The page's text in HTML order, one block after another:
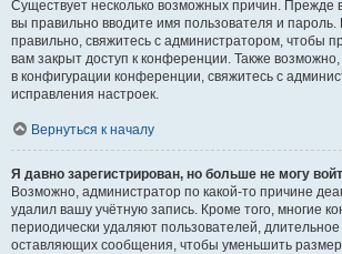
Существует несколько возможных причин. Прежде
вы правильно вводите имя пользователя и
правильно, свяжитесь с администратором, чтобы
вам закрыт доступ к конференции. Также
в конфигурации конференции, свяжитесь с
исправления настроек.
Вернуться к началу
Я давно зарегистрирован, но больше не могу
Возможно, администратор по какой-то причине
удалил вашу учётную запись. Кроме того, многие
периодически удаляют пользователей,
оставляющих сообщения, чтобы уменьшить